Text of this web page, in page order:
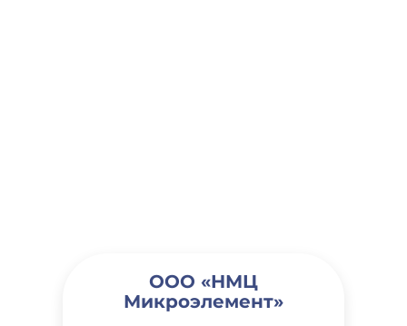
ООО «НМЦ
Микроэлемент»